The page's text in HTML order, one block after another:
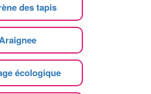
des tapis
écologique